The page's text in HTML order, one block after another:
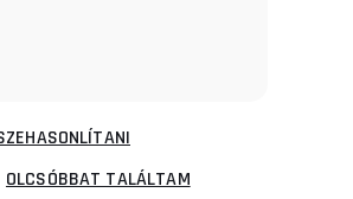
OLCSÓBBAT TALÁLTAM